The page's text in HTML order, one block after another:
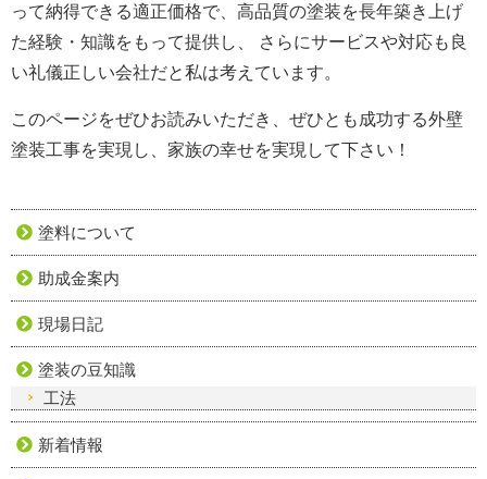
って納得できる適正価格で、高品質の塗装を長年築き上げ
た経験・知識をもって提供し、 さらにサービスや対応も良
い礼儀正しい会社だと私は考えています。
このページをぜひお読みいただき、ぜひとも成功する外壁
塗装工事を実現し、家族の幸せを実現して下さい！
塗料について
助成金案内
現場日記
塗装の豆知識
工法
新着情報